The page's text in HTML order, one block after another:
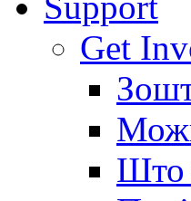
Get
Што